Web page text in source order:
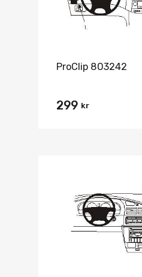
ProClip 803242
299 kr